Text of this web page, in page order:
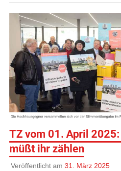
TZ vom 01. April
müßt ihr zählen
Veröffentlicht am 31. März 2025